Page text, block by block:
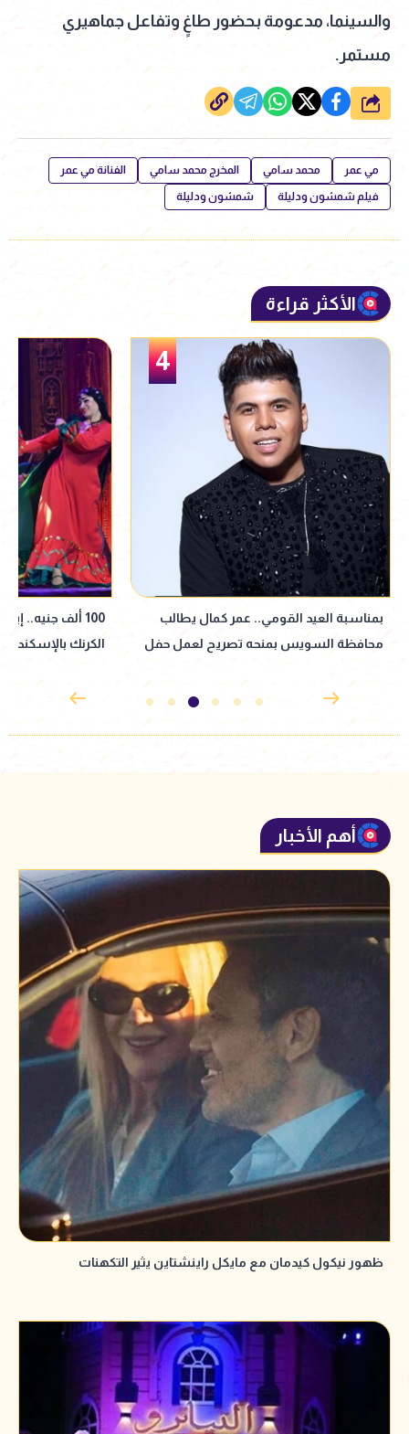
والسينما، مدعومة بحضور طاغٍ وتفاعل جماهيري
مستمر.
شارك
مي عمر محمد سامي المخرج محمد سامي الفنانة مي عمر
فيلم شمشون ودليلة شمشون ودليلة
الأكثر قراءة
5
100 ألف جنيه.. إيرادات مسرحية غرام في
الكرنك بالإسكندرية
شريف منير يحتفل
الثانوية
أهم الأخبار
ظهور نيكول كيدمان مع مايكل راينشتاين يثير التكهنات